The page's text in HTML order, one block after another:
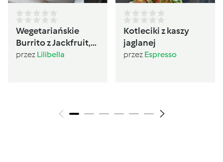
Wegetariańskie
Burrito z Jackfruit,
czerwoną fasolą i
przez Lilibella
Kotleciki z kaszy
jaglanej
przez Espresso